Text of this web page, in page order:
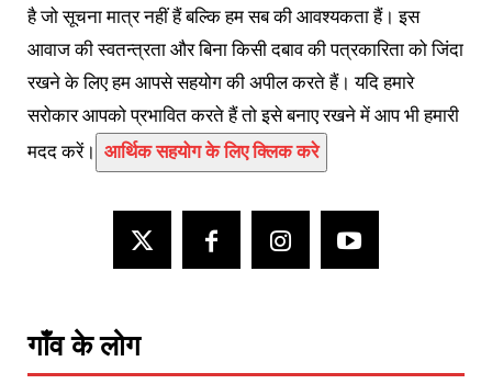
है जो सूचना मात्र नहीं हैं बल्कि हम सब की आवश्यकता हैं। इस
आवाज की स्वतन्त्रता और बिना किसी दबाव की पत्रकारिता को जिंदा
रखने के लिए हम आपसे सहयोग की अपील करते हैं। यदि हमारे
सरोकार आपको प्रभावित करते हैं तो इसे बनाए रखने में आप भी हमारी
मदद करें। आर्थिक सहयोग के लिए क्लिक करे
गाँव के लोग